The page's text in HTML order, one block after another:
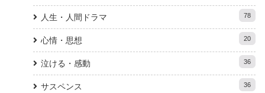
人生・人間ドラマ 78
心情・思想 20
泣ける・感動 36
サスペンス 36